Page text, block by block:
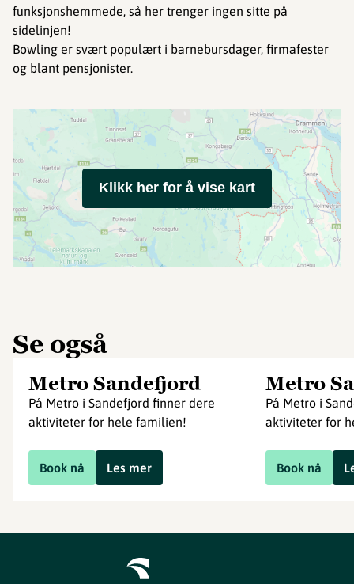
funksjonshemmede, så her trenger ingen sitte på
sidelinjen!
Bowling er svært populært i barnebursdager, firmafester
og blant pensjonister.
Klikk her for å vise kart
Se også
Metro Sandefjord
På Metro i Sandefjord finner dere
aktiviteter for hele familien!
Book nå Les mer
Metro
På Metro i
aktiviteter for
Book nå